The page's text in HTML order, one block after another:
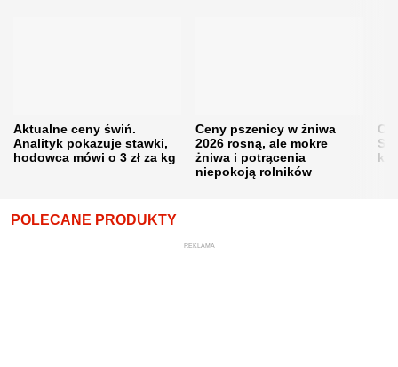
Aktualne ceny świń.
Analityk pokazuje stawki,
hodowca mówi o 3 zł za kg
Ceny pszenicy w żniwa
2026 rosną, ale mokre
żniwa i potrącenia
niepokoją rolników
POLECANE PRODUKTY
REKLAMA